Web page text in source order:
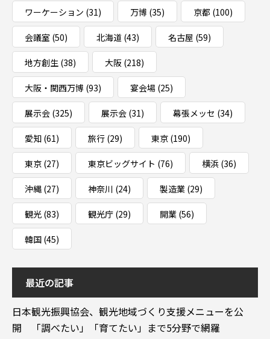
ワーケーション (31) 万博 (35) 京都 (100)
会議室 (50) 北海道 (43) 名古屋 (59)
地方創生 (38) 大阪 (218)
大阪・関西万博 (93) 宴会場 (25)
展示会 (325) 展示会 (31) 幕張メッセ (34)
愛知 (61) 旅行 (29) 東京 (190)
東京 (27) 東京ビッグサイト (76) 横浜 (36)
沖縄 (27) 神奈川 (24) 製造業 (29)
観光 (83) 観光庁 (29) 開業 (56)
韓国 (45)
最近の記事
日本観光振興協会、観光地域づくり支援メニューを公
開 「調べたい」「育てたい」まで5分野で網羅